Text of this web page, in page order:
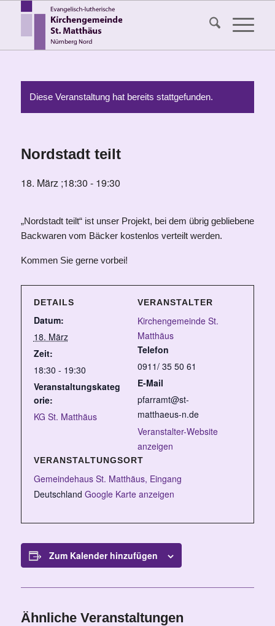
Diese Veranstaltung hat bereits stattgefunden.
Nordstadt teilt
18. März ;18:30 - 19:30
„Nordstadt teilt“ ist unser Projekt, bei dem übrig gebliebene
Backwaren vom Bäcker kostenlos verteilt werden.
Kommen Sie gerne vorbei!
DETAILS
Datum:
18. März
Zeit:
18:30 - 19:30
Veranstaltungskateg
orie:
KG St. Matthäus
VERANSTALTUNGSORT
Gemeindehaus St. Matthäus, Eingang
Deutschland Google Karte anzeigen
VERANSTALTER
Kirchengemeinde St.
Matthäus
Telefon
0911/ 35 50 61
E-Mail
pfarramt@st-
matthaeus-n.de
Veranstalter-Website
anzeigen
Zum Kalender hinzufügen
Ähnliche Veranstaltungen